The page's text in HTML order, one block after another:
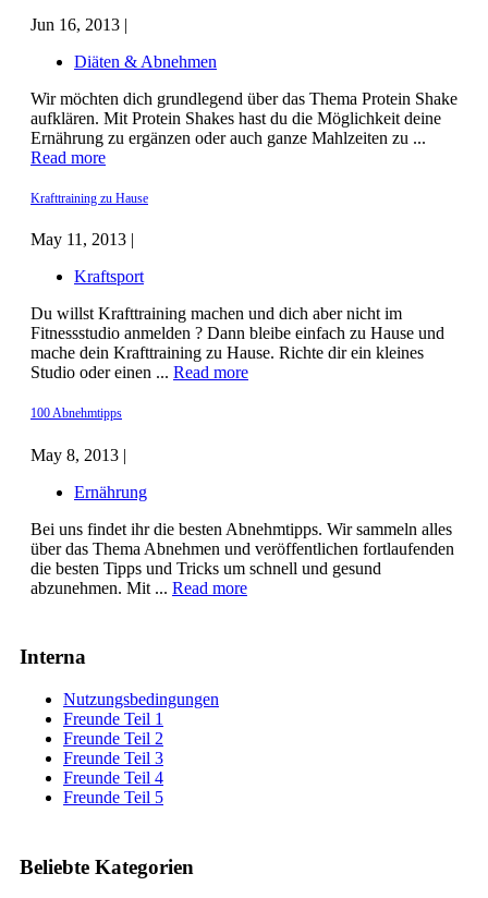
Beliebte Kategorien
Jun 16, 2013 |
Diäten & Abnehmen
Wir möchten dich grundlegend über das Thema Protein Shake
aufklären. Mit Protein Shakes hast du die Möglichkeit deine
Ernährung zu ergänzen oder auch ganze Mahlzeiten zu ...
Read more
Krafttraining zu Hause
May 11, 2013 |
Kraftsport
Du willst Krafttraining machen und dich aber nicht im
Fitnessstudio anmelden ? Dann bleibe einfach zu Hause und
mache dein Krafttraining zu Hause. Richte dir ein kleines
Studio oder einen ... Read more
100 Abnehmtipps
May 8, 2013 |
Ernährung
Bei uns findet ihr die besten Abnehmtipps. Wir sammeln alles
über das Thema Abnehmen und veröffentlichen fortlaufenden
die besten Tipps und Tricks um schnell und gesund
abzunehmen. Mit ... Read more
Interna
Nutzungsbedingungen
Freunde Teil 1
Freunde Teil 2
Freunde Teil 3
Freunde Teil 4
Freunde Teil 5